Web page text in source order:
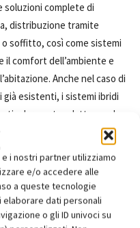
i nostri partner utilizziamo
e/o accedere alle
a queste tecnologie
dati personali
o gli ID univoci su
soluzioni complete di
distribuzione tramite
soffitto, così come sistemi
il comfort dell’ambiente e
Anche nel caso di
esistenti, i sistemi ibridi
adatte: per la
necessari interventi
in diversi contesti: dal
di modelli compatti o a
ristretti - fino ad
le ville, con sistemi
gas/gasolio.